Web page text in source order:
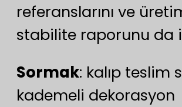
referanslarını ve
stabilite raporunu da
Sormak: kalıp teslim
kademeli dekorasyon